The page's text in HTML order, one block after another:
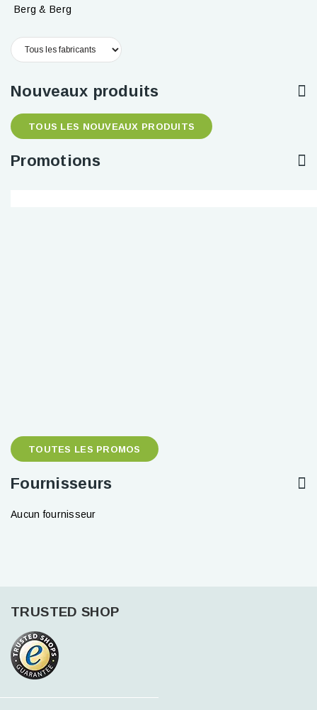
Berg & Berg
Nouveaux produits
TOUS LES NOUVEAUX PRODUITS
Promotions
TOUTES LES PROMOS
Fournisseurs
Aucun fournisseur
TRUSTED SHOP